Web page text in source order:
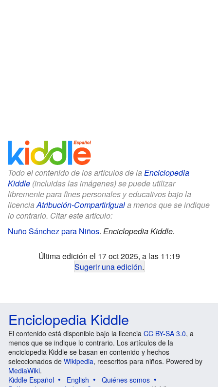
Todo el contenido de los artículos de la Enciclopedia
Kiddle (incluidas las imágenes) se puede utilizar
libremente para fines personales y educativos bajo la
licenciaAtribución-CompartirIguala menos que se indique
lo contrario. Citar este artículo:
Nuño Sánchez para Niños. Enciclopedia Kiddle.
Última edición el 17 oct 2025, a las 11:19
Sugerir una edición.
Enciclopedia Kiddle
El contenido está disponible bajo la licencia CC BY-SA 3.0, a
menos que se indique lo contrario. Los artículos de la
enciclopedia Kiddle se basan en contenido y hechos
seleccionados de Wikipedia, reescritos para niños. Powered by
MediaWiki.
Kiddle Español
English
Quiénes somos